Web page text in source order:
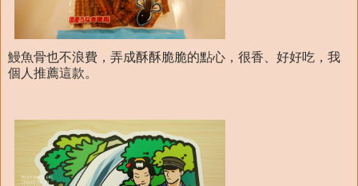
鰻魚骨也不浪費，弄成酥酥脆脆的點心，很香、好好吃，我
個人推薦這款。